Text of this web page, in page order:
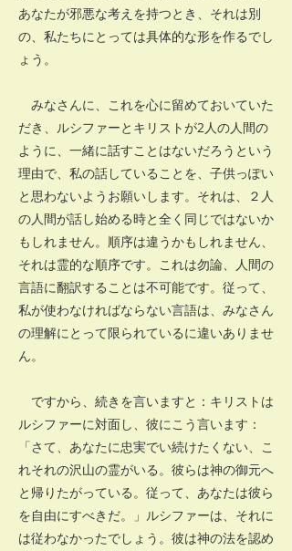
あなたが邪悪な考えを持つとき、それは別
の、私たちにとっては具体的な形を作るでし
ょう。
みなさんに、これを心に留めておいていた
だき、ルシファーとキリストが2人の人間の
ように、一緒に話すことはないだろうという
理由で、私の話していることを、子供っぽい
と思わないようお願いします。それは、２人
の人間が話し始める時と全く同じではないか
もしれません。順序は違うかもしれません、
それは霊的な順序です。これは勿論、人間の
言語に翻訳することは不可能です。従って、
私が使わなければならない言語は、みなさん
の理解にとって限られているに違いありませ
ん。
ですから、続きを言いますと：キリストは
ルシファーに対面し、彼にこう言います：
「さて、あなたに忠実でい続けたくない、こ
れそれの沢山の霊がいる。彼らは神の御元へ
と帰りたがっている。従って、あなたは彼ら
を自由にすべきだ。」ルシファーは、それに
は従わなかったでしょう。彼は神の法を認め